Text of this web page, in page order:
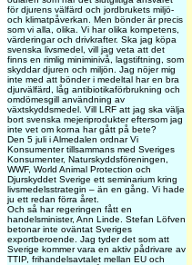
för djurens välfärd och jordbrukets miljö-
och klimatpåverkan. Men bönder är precis
som vi alla, olika. Vi har olika kompetens,
värderingar och drivkrafter. Ska jag köpa
svenska livsmedel, vill jag veta att det
finns en rimlig miniminivå, lagstiftning, som
skyddar djuren och miljön. Jag nöjer mig
inte med att bönder i medeltal har en bra
djurvälfärd, låg antibiotikaförbrukning och
omdömesgill användning av
växtskyddsmedel. Vill LRF att jag ska välja
bort svenska mejeriprodukter eftersom jag
inte vet om korna har gått på bete?
Den 5 juli i Almedalen ordnar Vi
Konsumenter tillsammans med Sveriges
Konsumenter, Naturskyddsföreningen,
WWF, World Animal Protection och
Djurskyddet Sverige ett seminarium kring
livsmedelsstrategin – än en gång. Vi hade
ju ett redan förra året.
Och så har regeringen fått en
handelsminister, Ann Linde. Stefan Löfven
betonar inte oväntat Sveriges
exportberoende. Jag tyder det som att
Sverige kommer vara en aktiv pådrivare av
TTIP, frihandelsavtalet mellan EU och